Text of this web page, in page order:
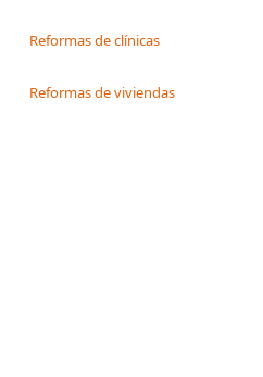
Reformas de clínicas
Reformas de viviendas